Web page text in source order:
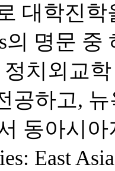
대학진
의 명문 중
치외교
공하고,
동아시
East